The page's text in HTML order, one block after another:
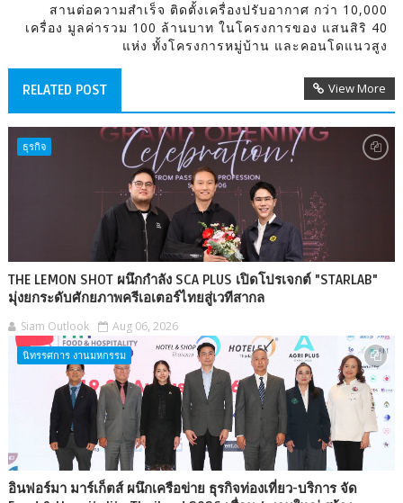
สานต่อความสำเร็จ ติดตั้งเครื่องปรับอากาศ กว่า 10,000
เครื่อง มูลค่ารวม 100 ล้านบาท ในโครงการของ แสนสิริ 40
แห่ง ทั้งโครงการหมู่บ้าน และคอนโดแนวสูง
RELATED POST View More
ธุรกิจ
THE LEMON SHOT ผนึกกำลัง SCA PLUS เปิดโปรเจกต์ "STARLAB"
มุ่งยกระดับศักยภาพครีเอเตอร์ไทยสู่เวทีสากล
Siam Outlook Aug 06, 2026
นิทรรศการ งานมหกรรม
อินฟอร์มา มาร์เก็ตส์ ผนึกเครือข่าย ธุรกิจท่องเที่ยว-บริการ จัด